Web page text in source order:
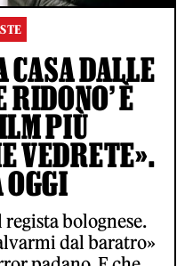
CASA DALLE
È
PIÙ
VEDRETE».
bolognese.
dal baratro»